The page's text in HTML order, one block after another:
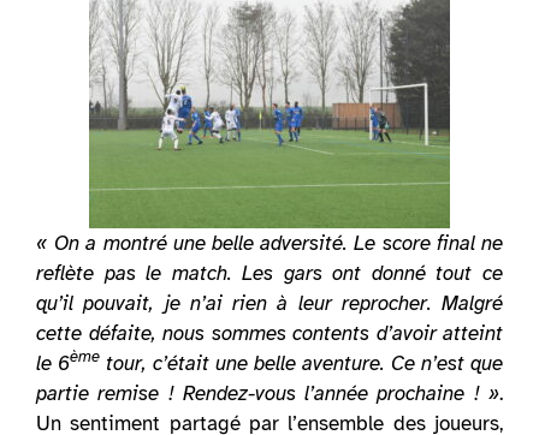
« On a montré une belle adversité. Le score final ne
reflète pas le match. Les gars ont donné tout ce
qu’il pouvait, je n’ai rien à leur reprocher. Malgré
cette défaite, nous sommes contents d’avoir atteint
le 6ème tour, c’était une belle aventure. Ce n’est que
partie remise ! Rendez-vous l’année prochaine ! ».
Un sentiment partagé par l’ensemble des joueurs,